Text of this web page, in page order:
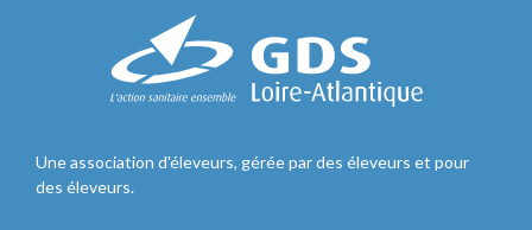
Une association d'éleveurs, gérée par des éleveurs et pour
des éleveurs.